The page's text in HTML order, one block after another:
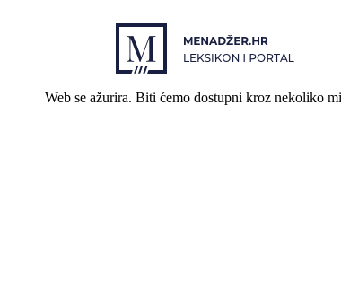
Web se ažurira. Biti ćemo dostupni kroz nekoliko